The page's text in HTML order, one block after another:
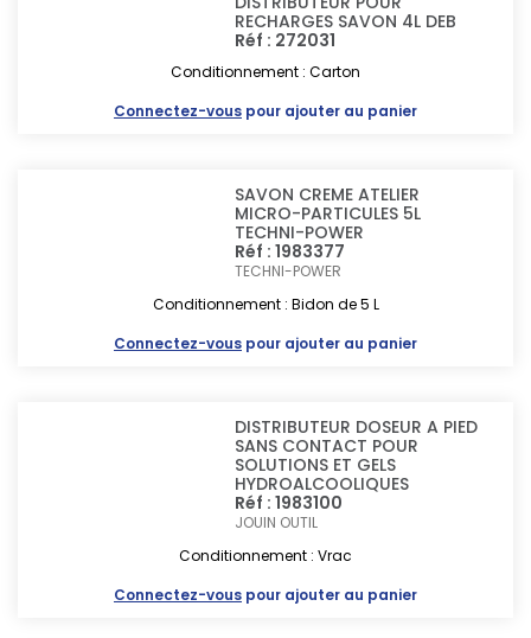
RECHARGES SAVON 4L DEB
Réf : 272031
Conditionnement : Carton
Connectez-vous pour ajouter au panier
SAVON CREME ATELIER
MICRO-PARTICULES 5L
TECHNI-POWER
Réf : 1983377
TECHNI-POWER
Conditionnement : Bidon de 5 L
Connectez-vous pour ajouter au panier
DISTRIBUTEUR DOSEUR A PIED
SANS CONTACT POUR
SOLUTIONS ET GELS
HYDROALCOOLIQUES
Réf : 1983100
JOUIN OUTIL
Conditionnement : Vrac
Connectez-vous pour ajouter au panier